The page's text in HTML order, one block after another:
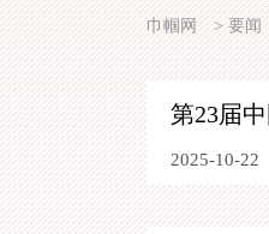
巾帼网 > 要闻
第23届
2025-10-22